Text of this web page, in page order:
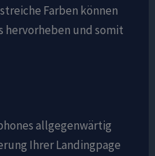
Farben können
und somit
allgegenwärtig
Ihrer Landingpage